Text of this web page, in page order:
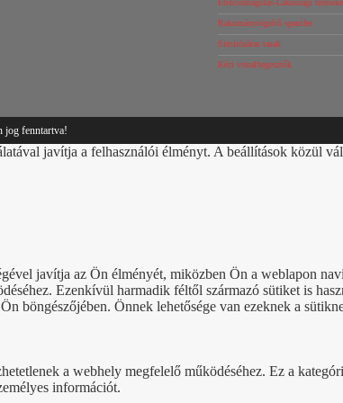
Ételcsomagolás-Lakossági
Rakományrögzítő spanifer
Simítózáras tasak
Kézi vonalhegesztők
jog fenntartva!
javítja a felhasználói élményt. A beállítások közül
javítja az Ön élményét, miközben Ön a weblapon
Ezenkívül harmadik féltől származó sütiket is
böngészőjében. Önnek lehetősége van ezeknek a
a webhely megfelelő működéséhez. Ez a
információt.